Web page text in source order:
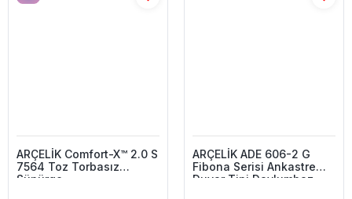
ARÇELİK Comfort-X™ 2.0 S
7564 Toz Torbasız
Süpürge
ARÇELİK ADE 606-2 G
Fibona Serisi Ankastre
Duvar Tipi Davlumbaz